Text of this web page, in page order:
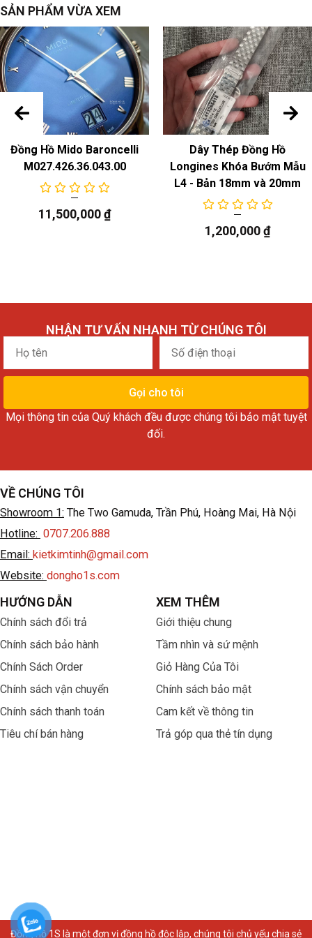
80 giờ
Chức năng
Dữ trữ năng lượng lớn
SẢN PHẨM VỪA XEM
Đồng Hồ Mido Baroncelli
M027.426.36.043.00
11,500,000₫
Dây Thép Đồng Hồ
Longines Khóa Bướm Mẫu
L4 - Bản 18mm và 20mm
1,200,000₫
NHẬN TƯ VẤN NHANH TỪ CHÚNG TÔI
Họ
tên
điện
thoại
Gọi cho tôi
Mọi thông tin của Quý khách đều được chúng tôi bảo mật tuyệt
đối.
VỀ CHÚNG TÔI
Showroom 1: The Two Gamuda, Trần Phú, Hoàng Mai, Hà Nội
Hotline: 0707.206.888
Email: kietkimtinh@gmail.com
Website: dongho1s.com
HƯỚNG DẪN
Chính sách đổi trả
Chính sách bảo hành
Chính Sách Order
Chính sách vận chuyển
Chính sách thanh toán
Tiêu chí bán hàng
XEM THÊM
Giới thiệu chung
Tầm nhìn và sứ mệnh
Giỏ Hàng Của Tôi
Chính sách bảo mật
Cam kết về thông tin
Trả góp qua thẻ tín dụng
Đồng hồ 1S là một đơn vị đồng hồ độc lập, chúng tôi chủ yếu chia sẻ